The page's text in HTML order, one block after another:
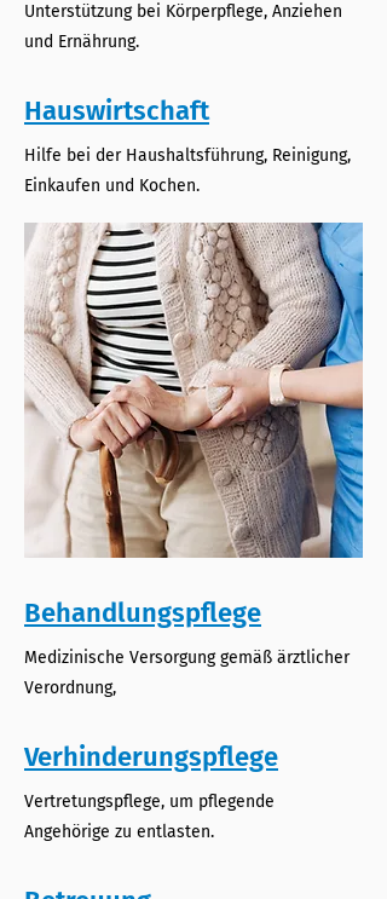
Unterstützung bei Körperpflege, Anziehen
und Ernährung.
Hauswirtschaft
Hilfe bei der Haushaltsführung, Reinigung,
Einkaufen und Kochen.
Behandlungspflege
Medizinische Versorgung gemäß ärztlicher
Verordnung,
Verhinderungspflege
Vertretungspflege, um pflegende
Angehörige zu entlasten.